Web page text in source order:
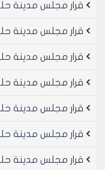
4-سعر المتر الطولي
يضاف الى الأسعار الواردة أعلاه
2-تحدد الأسعار الوسطية لمشاريع عام 1998 وفقاً لما يلي:
1-سعر المتر المربع من التعبيد 276 ل.س
1-سعر المتر المربع من التزفيت 95 ل.س
بــلاط + عــدســة:
قرار مجلس مدينة حلب رقم 18
قرار مجلس مدينة حلب رقم 19
قرار مجلس مدينة حلب رقم 27
قرار مجلس مدينة حلب رقم 28
قرار مجلس مدينة حلب رقم 29
قرار مجلس مدينة حلب رقم 31
قرار مجلس مدينة حلب رقم 32